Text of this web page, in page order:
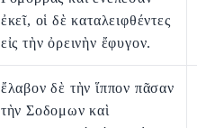
ἐκεῖ, οἱ δὲ καταλειφθέντες
εἰς τὴν ὀρεινὴν ἔφυγον.
ἔλαβον δὲ τὴν ἵππον πᾶσαν
τὴν Σοδομων καὶ